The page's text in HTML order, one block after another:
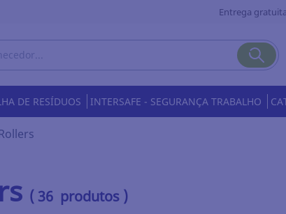
Entrega
DE RESÍDUOS INTERSAFE - SEGURANÇA TRABALHO
Rollers
( 36 produtos )